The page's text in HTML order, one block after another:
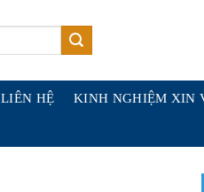
LIÊN HỆ KINH NGHIỆM XIN